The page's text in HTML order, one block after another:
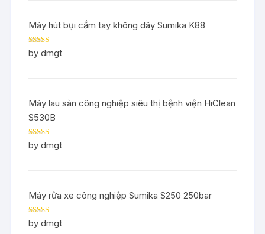
Máy hút bụi cầm tay không dây Sumika K88
Rated5out
of 5
by dmgt
Máy lau sàn công nghiệp siêu thị bệnh viện HiClean
S530B
Rated5out
of 5
by dmgt
Máy rửa xe công nghiệp Sumika S250 250bar
Rated5out
of 5
by dmgt